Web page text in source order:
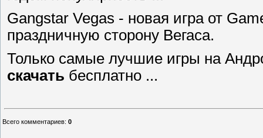
Gangstar Vegas - новая игра от
праздничную сторону Вегаса.
Только самые лучшие игры на
скачать бесплатно ...
Всего комментариев: 0